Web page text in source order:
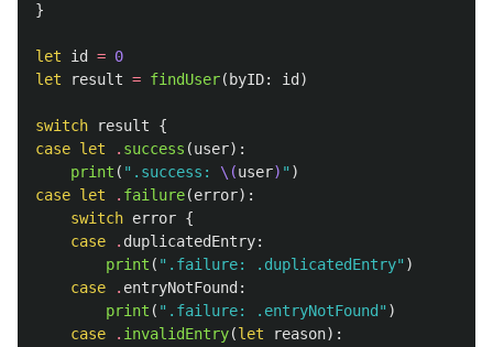
}
let id = 0
let
result = findUser( byID: id )
switch result
{
case let . success (user):
print ( ".success: \(user) " )
case let . failure(error):
switch error {
case
. duplicatedEntry:
print ( ".failure: .duplicatedEntry" )
case
. entryNotFound :
print ( ".failure: .entryNotFound" )
case
. invalidEntry(let reason):